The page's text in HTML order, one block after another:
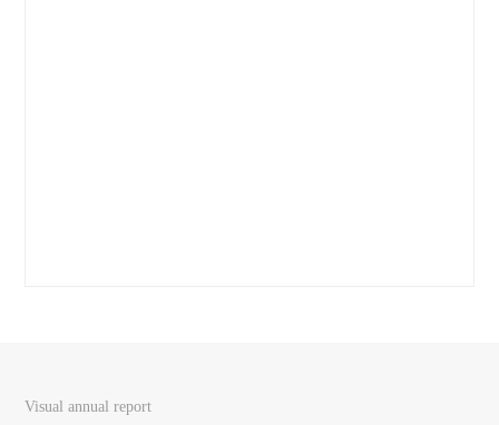
Visual annual report